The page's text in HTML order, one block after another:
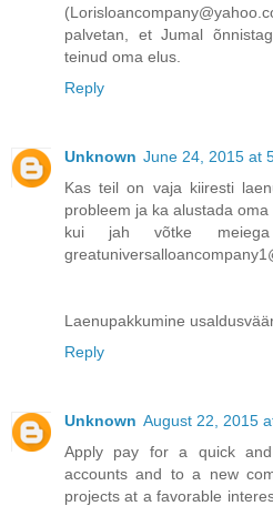
palvetan, et Jumal
teinud oma elus.
Reply
Unknown June 24, 2015 at
Kas teil on vaja kiiresti
probleem ja ka alustada
kui jah võtke
Laenupakkumine
Reply
Unknown August 22, 2015
Apply pay for a quick
accounts and to a new
projects at a favorable